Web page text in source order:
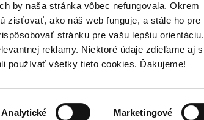
by naša stránka vôbec nefungovala. Okrem
zisťovať, ako náš web funguje, a stále ho pre
stránku pre vašu lepšiu orientáciu.
reklamy. Niektoré údaje zdieľame aj s
používať všetky tieto cookies. Ďakujeme!
Analytické Marketingové